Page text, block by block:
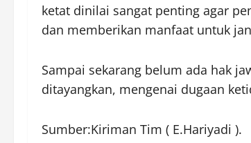
ketat dinilai sangat penting agar
dan memberikan manfaat untuk
Sampai sekarang belum ada hak
ditayangkan, mengenai dugaan
Sumber:Kiriman Tim ( E.Hariyadi ).